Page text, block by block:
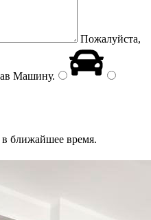
Пожалуйста,
Машину.
ближайшее время.